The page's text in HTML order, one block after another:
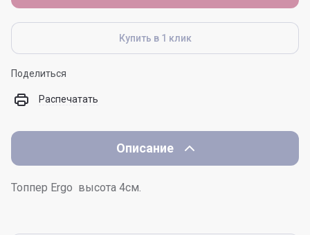
Купить в 1 клик
Поделиться
Распечатать
Описание
Топпер Ergo высота 4см.